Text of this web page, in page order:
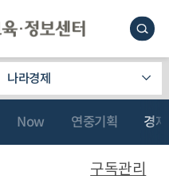
나라경제
Now 연중기획 경
구독관리